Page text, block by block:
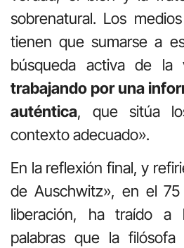
sobrenatural. Los
tienen que sumarse a
búsqueda activa de la
trabajando por una
auténtica, que sitúa
contexto adecuado».
En la reflexión final, y
de Auschwitz», en el
liberación, ha traído a
palabras que la filósofa